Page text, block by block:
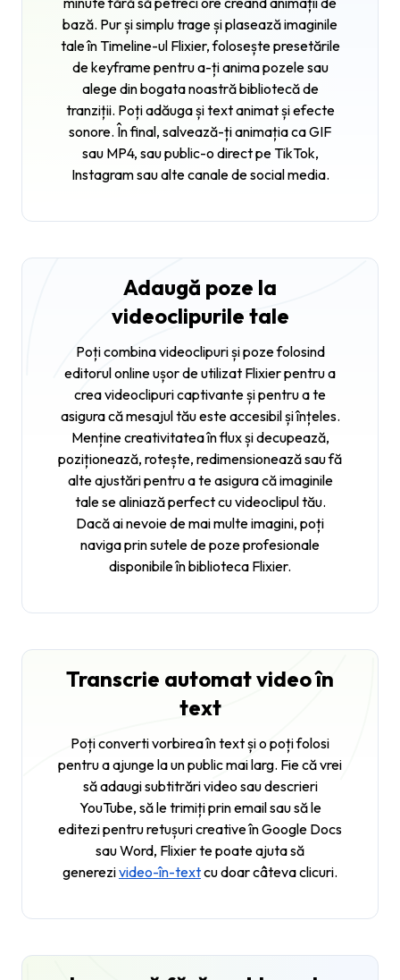
bază. Pur și simplu trage și plasează imaginile
tale în Timeline-ul Flixier, folosește presetările
de keyframe pentru a-ți anima pozele sau
alege din bogata noastră bibliotecă de
tranziții. Poți adăuga și text animat și efecte
sonore. În final, salvează-ți animația ca GIF
sau MP4, sau public-o direct pe TikTok,
Instagram sau alte canale de social media.
Adaugă poze la
videoclipurile tale
Poți combina videoclipuri și poze folosind
editorul online ușor de utilizat Flixier pentru a
crea videoclipuri captivante și pentru a te
asigura că mesajul tău este accesibil și înțeles.
Menține creativitatea în flux și decupează,
poziționează, rotește, redimensionează sau fă
alte ajustări pentru a te asigura că imaginile
tale se aliniază perfect cu videoclipul tău.
Dacă ai nevoie de mai multe imagini, poți
naviga prin sutele de poze profesionale
disponibile în biblioteca Flixier.
Transcrie automat video în
text
Poți converti vorbirea în text și o poți folosi
pentru a ajunge la un public mai larg. Fie că vrei
să adaugi subtitrări video sau descrieri
YouTube, să le trimiți prin email sau să le
editezi pentru retușuri creative în Google Docs
sau Word, Flixier te poate ajuta să
generezivideo-în-textcu doar câteva clicuri.